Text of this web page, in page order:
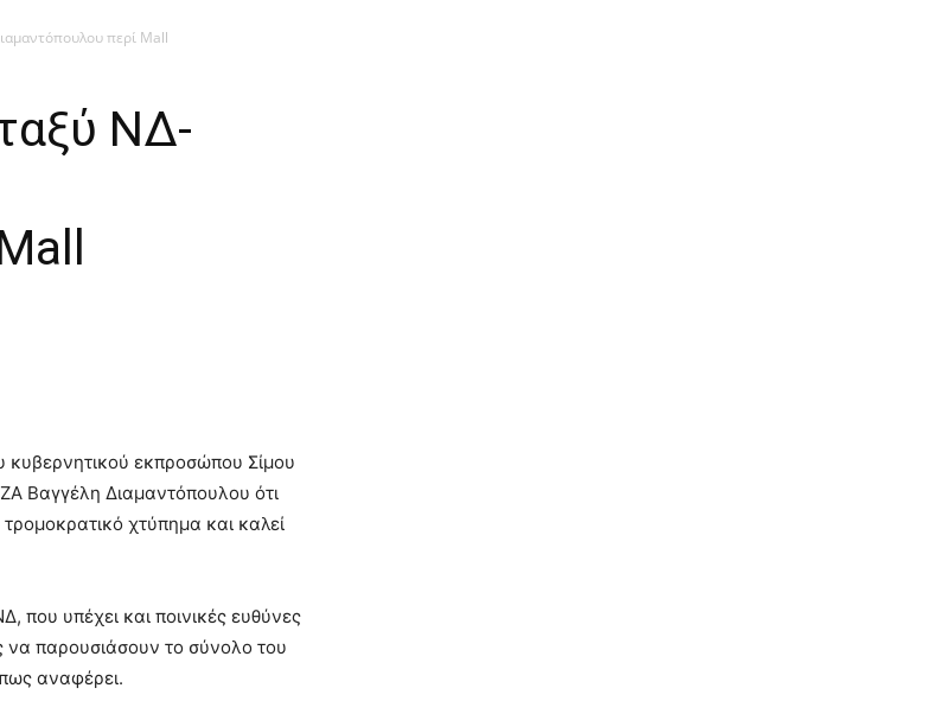
περί Mall
ΝΔ-
εκπροσώπου Σίμου
Βαγγέλη Διαμαντόπουλου ότι
χτύπημα και καλεί
που υπέχει και ποινικές ευθύνες
να παρουσιάσουν το σύνολο του
αναφέρει.